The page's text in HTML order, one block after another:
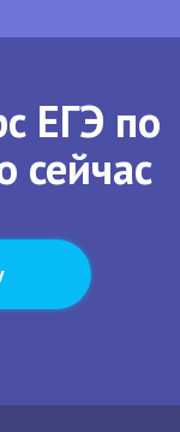
ЕГЭ по
сейчас